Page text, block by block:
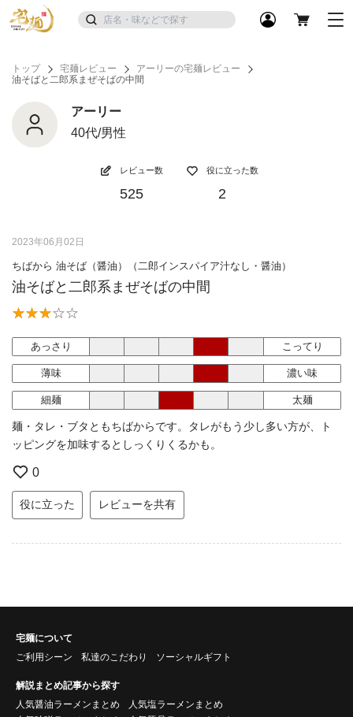
トップ 宅麺レビュー
アーリーの宅麺レビュー
油そばと二郎系まぜそばの中間
アーリー
40代/男性
レビュー数
525
役に立った数
2
2023年06月02日
ちばから 油そば（醤油）（二郎インスパイア汁なし・醤油）
油そばと二郎系まぜそばの中間
あっさり こってり
薄味 濃い味
細麺 太麺
麺・タレ・ブタともちばからです。タレがもう少し多い方が、ト
ッピングを加味するとしっくりくるかも。
0
役に立った レビューを共有
宅麺について
ご利用シーン
私達のこだわり ソーシャルギフト
解説まとめ記事から探す
人気醤油ラーメンまとめ
人気塩ラーメンまとめ